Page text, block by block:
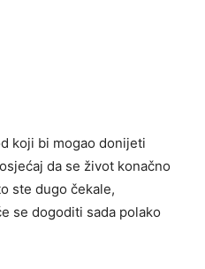
koji bi mogao donijeti
da se život konačno
ste dugo čekale,
se dogoditi sada polako